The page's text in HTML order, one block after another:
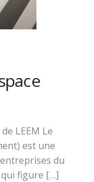
LEEM Le
est une
du
qui figure […]